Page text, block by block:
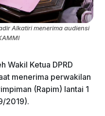
Alkatiri menerima audiensi
Wakil Ketua DPRD
menerima perwakilan
(Rapim) lantai 1
2019).